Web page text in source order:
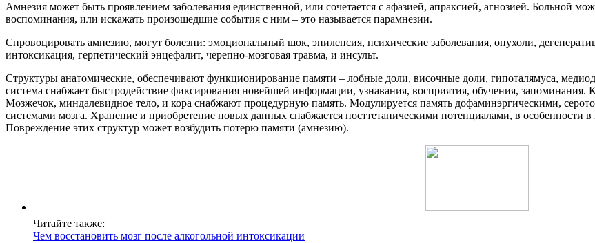
Амнезия может быть проявлением заболевания единственной, или сочетается с афазией, апраксией, агнозией. Больной
воспоминания, или искажать произошедшие события с ним – это называется парамнезии.
Спровоцировать амнезию, могут болезни: эмоциональный шок, эпилепсия, психические заболевания, опухоли,
интоксикация, герпетический энцефалит, черепно-мозговая травма, и инсульт.
Структуры анатомические, обеспечивают функционирование памяти – лобные доли, височные доли, гипоталямуса,
система снабжает быстродействие фиксирования новейшей информации, узнавания, восприятия, обучения,
Мозжечок, миндалевидное тело, и кора снабжают процедурную память. Модулируется память дофаминэргическими,
системами мозга. Хранение и приобретение новых данных снабжается посттетаническими потенциалами, в особенности
Повреждение этих структур может возбудить потерю памяти (амнезию).
Читайте также:
Чем восстановить мозг после алкогольной интоксикации